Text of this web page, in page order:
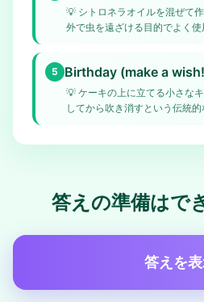
💡 シトロネラオイルを混ぜて
外で虫を遠ざける目的でよく使
5 Birthday (make a
💡 ケーキの上に立てる小さな
してから吹き消すという伝統的
答えの準備はで
答えを